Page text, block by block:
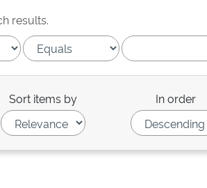
results.
Sort items by In order